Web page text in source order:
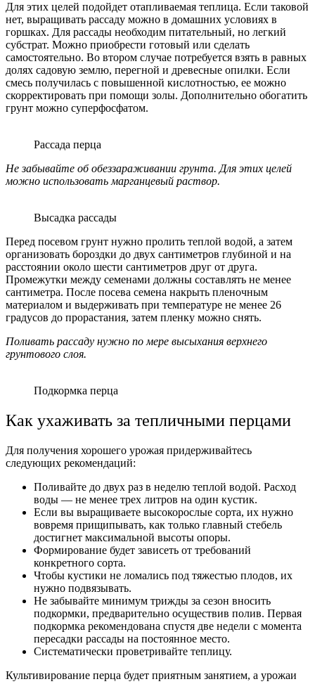
Для этих целей подойдет отапливаемая теплица. Если таковой
нет, выращивать рассаду можно в домашних условиях в
горшках. Для рассады необходим питательный, но легкий
субстрат. Можно приобрести готовый или сделать
самостоятельно. Во втором случае потребуется взять в равных
долях садовую землю, перегной и древесные опилки. Если
смесь получилась с повышенной кислотностью, ее можно
скорректировать при помощи золы. Дополнительно обогатить
грунт можно суперфосфатом.
Рассада перца
Не забывайте об обеззараживании грунта. Для этих целей
можно использовать марганцевый раствор.
Высадка рассады
Перед посевом грунт нужно пролить теплой водой, а затем
организовать бороздки до двух сантиметров глубиной и на
расстоянии около шести сантиметров друг от друга.
Промежутки между семенами должны составлять не менее
сантиметра. После посева семена накрыть пленочным
материалом и выдерживать при температуре не менее 26
градусов до прорастания, затем пленку можно снять.
Поливать рассаду нужно по мере высыхания верхнего
грунтового слоя.
Подкормка перца
Как ухаживать за тепличными перцами
Для получения хорошего урожая придерживайтесь
следующих рекомендаций:
Поливайте до двух раз в неделю теплой водой. Расход
воды — не менее трех литров на один кустик.
Если вы выращиваете высокорослые сорта, их нужно
вовремя прищипывать, как только главный стебель
достигнет максимальной высоты опоры.
Формирование будет зависеть от требований
конкретного сорта.
Чтобы кустики не ломались под тяжестью плодов, их
нужно подвязывать.
Не забывайте минимум трижды за сезон вносить
подкормки, предварительно осуществив полив. Первая
подкормка рекомендована спустя две недели с момента
пересадки рассады на постоянное место.
Систематически проветривайте теплицу.
Культивирование перца будет приятным занятием, а урожаи